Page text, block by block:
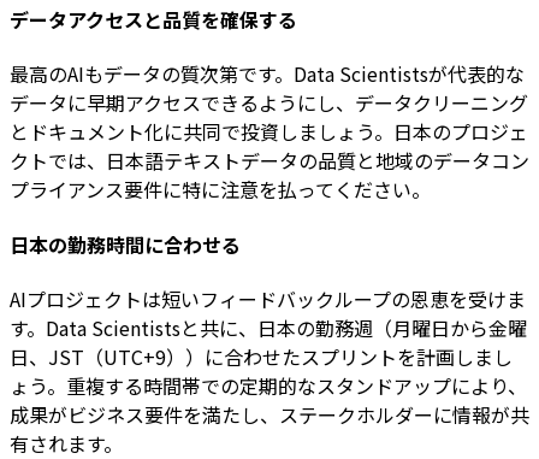
データアクセスと品質を確保する
最高のAIもデータの質次第です。Data Scientistsが代表的な
データに早期アクセスできるようにし、データクリーニング
とドキュメント化に共同で投資しましょう。日本のプロジェ
クトでは、日本語テキストデータの品質と地域のデータコン
プライアンス要件に特に注意を払ってください。
日本の勤務時間に合わせる
AIプロジェクトは短いフィードバックループの恩恵を受けま
す。Data Scientistsと共に、日本の勤務週（月曜日から金曜
日、JST（UTC+9））に合わせたスプリントを計画しまし
ょう。重複する時間帯での定期的なスタンドアップにより、
成果がビジネス要件を満たし、ステークホルダーに情報が共
有されます。